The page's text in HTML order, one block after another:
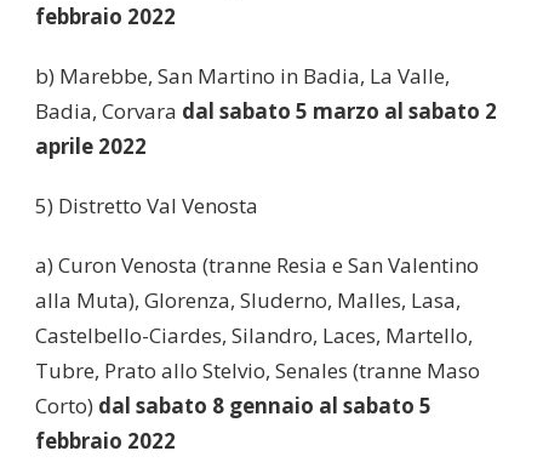
febbraio 2022
b) Marebbe, San Martino in Badia, La Valle,
Badia, Corvara dal sabato 5 marzo al sabato 2
aprile 2022
5) Distretto Val Venosta
a) Curon Venosta (tranne Resia e San Valentino
alla Muta), Glorenza, Sluderno, Malles, Lasa,
Castelbello-Ciardes, Silandro, Laces, Martello,
Tubre, Prato allo Stelvio, Senales (tranne Maso
Corto) dal sabato 8 gennaio al sabato 5
febbraio 2022